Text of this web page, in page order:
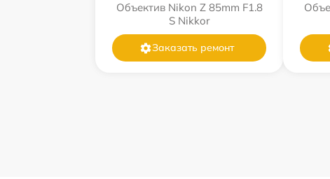
Объектив Nikon Z 85mm F1.8
S Nikkor
Заказать ремонт